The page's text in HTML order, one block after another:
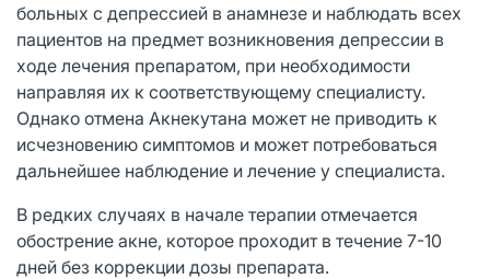
больных с депрессией в анамнезе и наблюдать всех
пациентов на предмет возникновения депрессии в
ходе лечения препаратом, при необходимости
направляя их к соответствующему специалисту.
Однако отмена Акнекутана может не приводить к
исчезновению симптомов и может потребоваться
дальнейшее наблюдение и лечение у специалиста.
В редких случаях в начале терапии отмечается
обострение акне, которое проходит в течение 7-10
дней без коррекции дозы препарата.